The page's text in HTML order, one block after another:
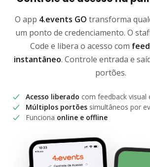
O app 4.events GO transforma
um ponto de credenciamento. O
Code e libera o acesso com
instantâneo. Controle entrada e
portões.
Acesso liberado com feedback visual
Múltiplos portões simultâneos por
Funciona online e offline